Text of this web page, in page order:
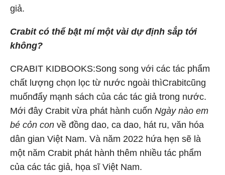
giả.
Crabit có thể bật mí một vài dự định sắp tới
không?
CRABIT KIDBOOKS:Song song với các tác phẩm
chất lượng chọn lọc từ nước ngoài thìCrabitcũng
muốnđẩy mạnh sách của các tác giả trong nước.
Mới đây Crabit vừa phát hành cuốn Ngày nào em
bé cỏn con về đồng dao, ca dao, hát ru, văn hóa
dân gian Việt Nam. Và năm 2022 hứa hẹn sẽ là
một năm Crabit phát hành thêm nhiều tác phẩm
của các tác giả, họa sĩ Việt Nam.